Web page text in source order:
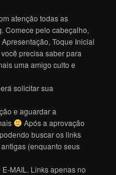
atenção todas as
Comece pelo cabeçalho,
Toque Inicial
precisa saber para
uma amigo culto e
solicitar sua
e aguardar a
Após a aprovação
buscar os links
(enquanto seus
MAIL. Links apenas no